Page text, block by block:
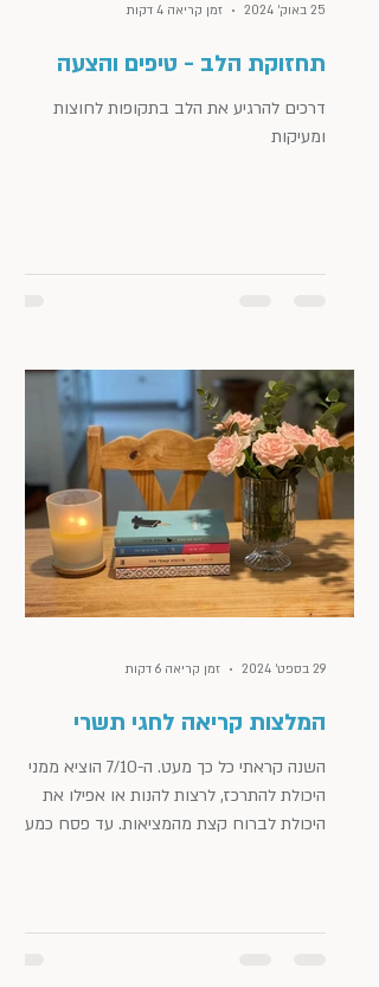
תחזוקת הלב - טיפים והצעה
דרכים להרגיע את הלב בתקופות לחוצות
ומעיקות
25 באוק׳ 2024 זמן קריאה 4 דקות
המלצות קריאה לחגי תשרי
השנה קראתי כל כך מעט. ה-7/10 הוציא ממני את
היכולת להתרכז, לרצות להנות או אפילו את
היכולת לברוח קצת מהמציאות. עד פסח כמעט
29 בספט׳ 2024 זמן קריאה 6 דקות